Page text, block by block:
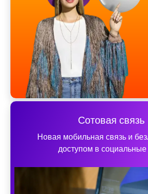
Сотовая связь
Новая мобильная связь и
доступом в социальные